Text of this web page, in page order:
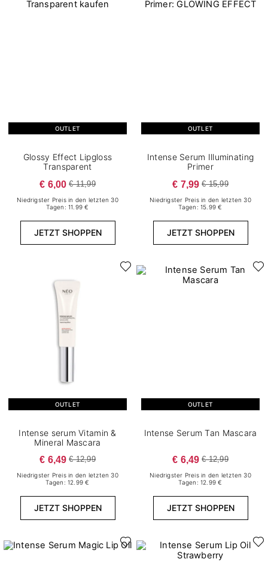
OUTLET
Glossy Effect Lipgloss
Transparent
€ 6,00 € 11,99
Niedrigster Preis in den letzten 30
Tagen: 11.99 €
JETZT SHOPPEN
OUTLET
Intense Serum Illuminating
Primer
€ 7,99 € 15,99
Niedrigster Preis in den letzten 30
Tagen: 15.99 €
JETZT SHOPPEN
OUTLET
Intense serum Vitamin &
Mineral Mascara
€ 6,49 € 12,99
Niedrigster Preis in den letzten 30
Tagen: 12.99 €
JETZT SHOPPEN
OUTLET
Intense Serum Tan Mascara
€ 6,49 € 12,99
Niedrigster Preis in den letzten 30
Tagen: 12.99 €
JETZT SHOPPEN